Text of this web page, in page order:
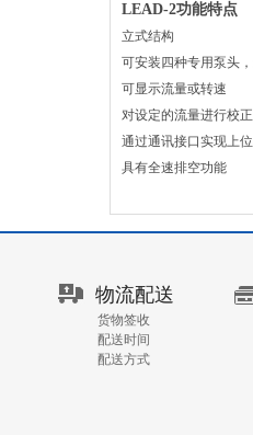
LEAD-2功能特点
立式结构
可安装四种专用泵头
可显示流量或转速
对设定的流量进行校
通过通讯接口实现上
具有全速排空功能
物流配送
货物签收
配送时间
配送方式